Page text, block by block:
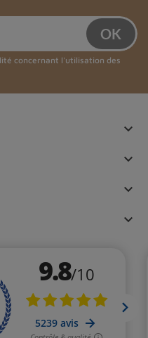
concernant l'utilisation des



